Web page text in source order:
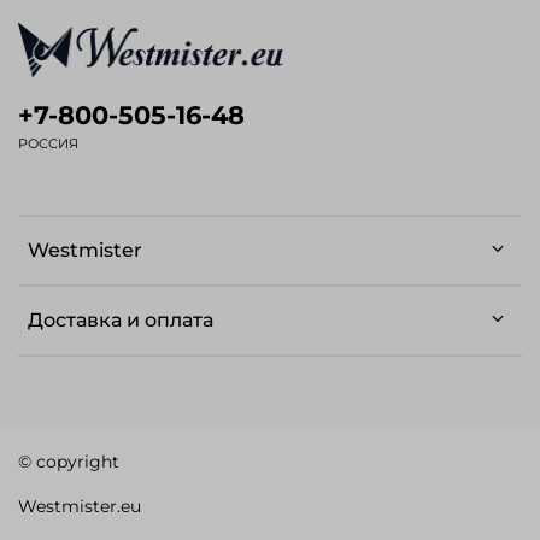
Westmister
Доставка и оплата
+7-800-505-16-48
РОССИЯ
© copyright
Westmister.eu